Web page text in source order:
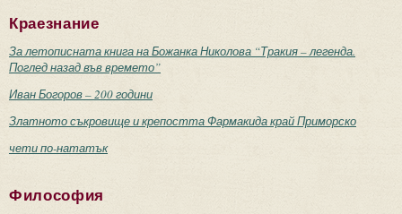
Краезнание
За летописната книга на Божанка Николова “Тракия – легенда.
Поглед назад във времето”
Иван Богоров – 200 години
Златното съкровище и крепостта Фармакида край Приморско
чети по-нататък
Философия